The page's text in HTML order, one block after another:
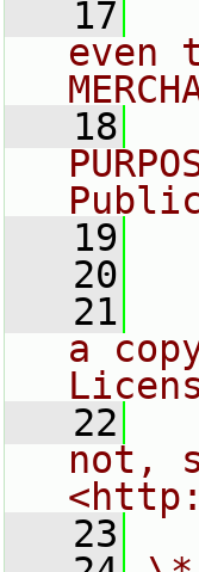
   17
even
   18
   19
   20
   21
a
   22
not,
   23